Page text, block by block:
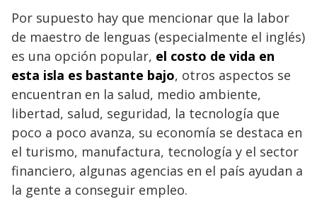
Por supuesto hay que mencionar que la labor
de maestro de lenguas (especialmente el inglés)
es una opción popular, el costo de vida en
esta isla es bastante bajo, otros aspectos se
encuentran en la salud, medio ambiente,
libertad, salud, seguridad, la tecnología que
poco a poco avanza, su economía se destaca en
el turismo, manufactura, tecnología y el sector
financiero, algunas agencias en el país ayudan a
la gente a conseguir empleo.